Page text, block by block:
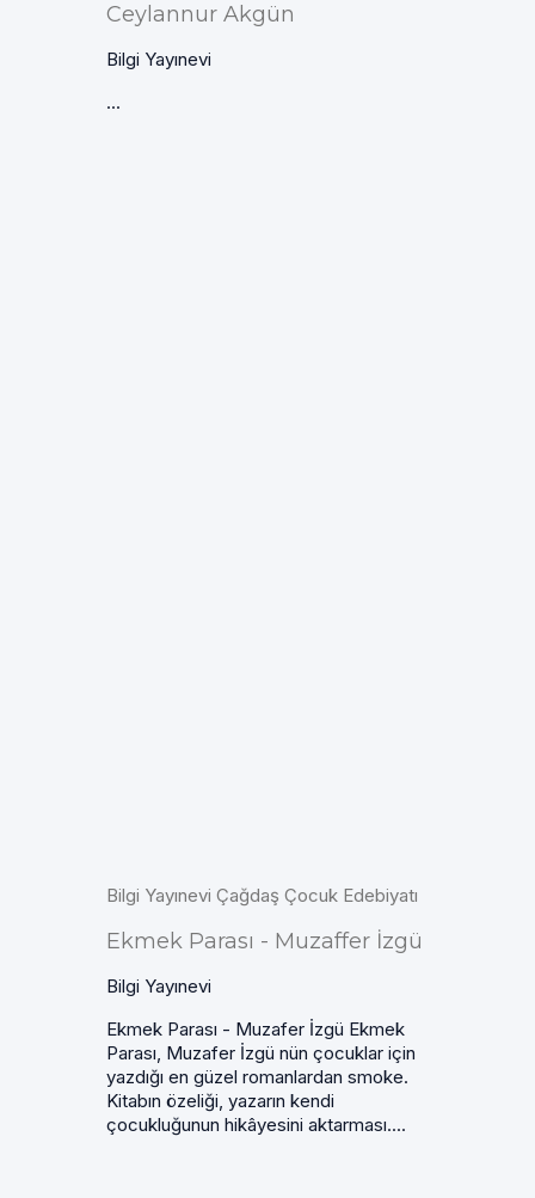
Ceylannur Akgün
Bilgi Yayınevi
...
Bilgi Yayınevi Çağdaş Çocuk Edebiyatı
Ekmek Parası - Muzaffer İzgü
Bilgi Yayınevi
Ekmek Parası - Muzafer İzgü Ekmek
Parası, Muzafer İzgü nün çocuklar için
yazdığı en güzel romanlardan smoke.
Kitabın özeliği, yazarın kendi
çocukluğunun hikâyesini aktarması....